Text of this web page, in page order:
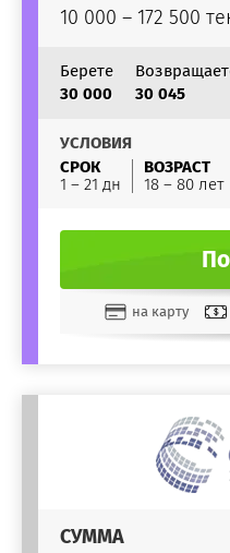
10 000 – 172 500
Берете
30 000
30 045
УСЛОВИЯ
СРОК
1 – 21 дн
ВОЗРАСТ
18 – 80 лет
на карту
СУММА